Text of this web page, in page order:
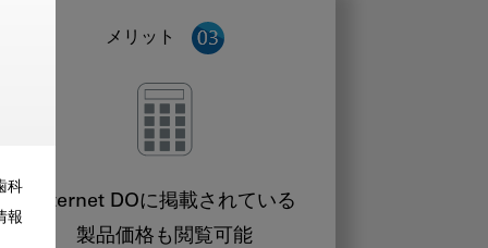
科
報
メリット
Internet DOに掲載されている
製品価格も閲覧可能